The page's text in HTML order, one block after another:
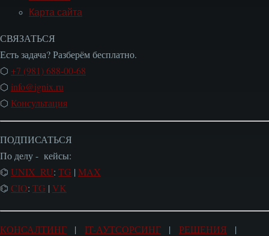
Карта сайта
СВЯЗАТЬСЯ
Есть задача? Разберём бесплатно.
⬡ +7 (981) 688-00-68
⬡ info@ignix.ru
⬡ Консультация
ПОДПИСАТЬСЯ
По делу - кейсы:
⌬ UNIX_RU: TG | MAX
⌬ CIO: TG | VK
КОНСАЛТИНГ | IT-АУТСОРСИНГ | РЕШЕНИЯ |